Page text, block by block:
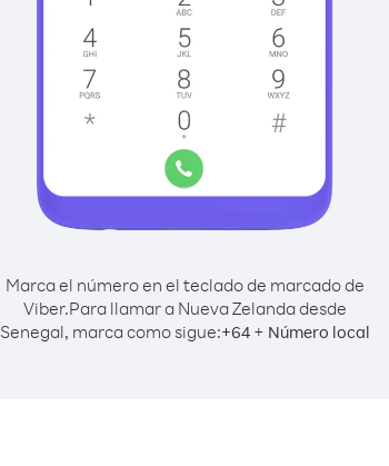
Marca el número en el teclado de marcado de
Viber.Para llamar a Nueva Zelanda desde
Senegal, marca como sigue:+64+ Número local